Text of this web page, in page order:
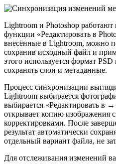
Lightroom и Photoshop работают
функции «Редактировать в
внесённые в Lightroom, можно
сохранив исходный файл и
этого используется формат
сохранять слои и метаданные.
Процесс синхронизации
Lightroom выбирается
выбирается «Редактировать в
открывает копию изображения
корректировками. После
результат автоматически
отдельный вариант файла, не
Для отслеживания изменений